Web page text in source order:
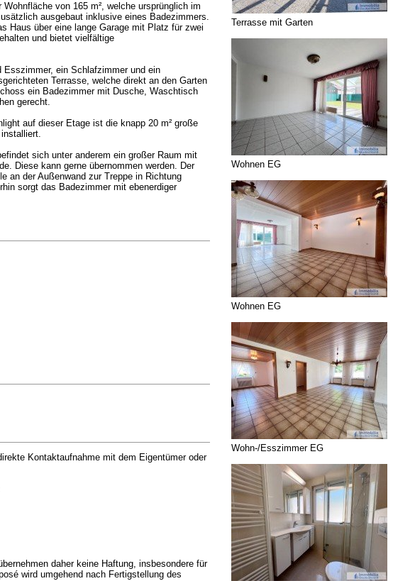
von 165 m², welche ursprünglich im
ausgebaut inklusive eines Badezimmers.
Haus über eine lange Garage mit Platz für zwei
und bietet vielfältige
ein Schlafzimmer und ein
Terrasse, welche direkt an den Garten
ein Badezimmer mit Dusche, Waschtisch
gerecht.
auf dieser Etage ist die knapp 20 m² große
sich unter anderem ein großer Raum mit
Diese kann gerne übernommen werden. Der
an der Außenwand zur Treppe in Richtung
sorgt das Badezimmer mit ebenerdiger
Kontaktaufnahme mit dem Eigentümer oder
daher keine Haftung, insbesondere für
wird umgehend nach Fertigstellung des
Terrasse mit Garten
Wohnen EG
Wohnen EG
Wohn-/Esszimmer EG